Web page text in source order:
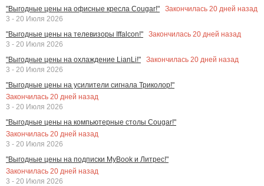
"Выгодные цены на офисные кресла Cougar!" Закончилась 20 дней назад
3 - 20 Июля 2026
"Выгодные цены на телевизоры Iffalcon!"
Закончилась 20 дней назад
3 - 20 Июля 2026
"Выгодные цены на охлаждение LianLi!"
Закончилась 20 дней назад
3 - 20 Июля 2026
"Выгодные цены на усилители сигнала Триколор!"
Закончилась 20 дней назад
3 - 20 Июля 2026
"Выгодные цены на компьютерные столы Cougar!"
Закончилась 20 дней назад
3 - 20 Июля 2026
"Выгодные цены на подписки MyBook и Литрес!"
Закончилась 20 дней назад
3 - 20 Июля 2026